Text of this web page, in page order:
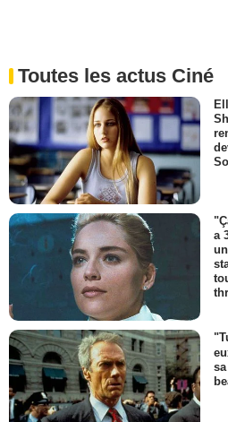
Toutes les actus Ciné
a